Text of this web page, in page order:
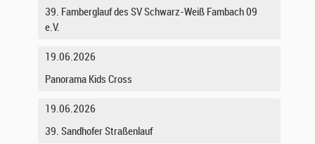
39. Famberglauf des SV Schwarz-Weiß Fambach 09
e.V.
19.06.2026
Panorama Kids Cross
19.06.2026
39. Sandhofer Straßenlauf